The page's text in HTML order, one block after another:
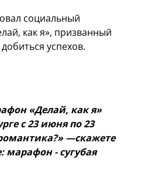
социальный
как я», призванный
успехов.
«Делай, как я»
с 23 июня по 23
—скажете
марафон - сугубая